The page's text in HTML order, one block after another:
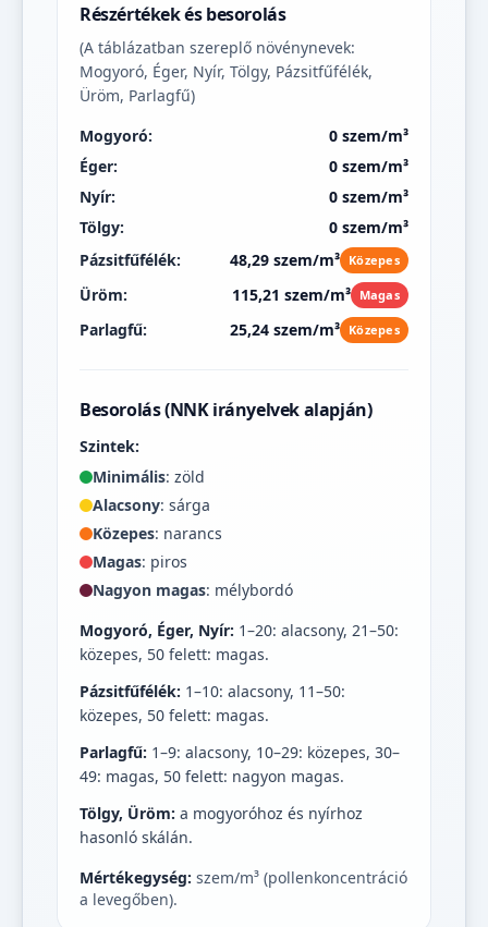
Részértékek és besorolás
(A táblázatban szereplő növénynevek:
Mogyoró, Éger, Nyír, Tölgy, Pázsitfűfélék,
Üröm, Parlagfű)
Mogyoró:
0 szem/m³
Éger:
0 szem/m³
Nyír:
0 szem/m³
Tölgy:
0 szem/m³
Pázsitfűfélék:
48,29 szem/m³ Közepes
Üröm: 115,21 szem/m³ Magas
Parlagfű: 25,24 szem/m³ Közepes
Besorolás (NNK irányelvek alapján)
Szintek:
Minimális: zöld
Alacsony: sárga
Közepes: narancs
Magas: piros
Nagyon magas: mélybordó
Mogyoró, Éger, Nyír: 1–20: alacsony, 21–50:
közepes, 50 felett: magas.
Pázsitfűfélék: 1–10: alacsony, 11–50:
közepes, 50 felett: magas.
Parlagfű: 1–9: alacsony, 10–29: közepes, 30–
49: magas, 50 felett: nagyon magas.
Tölgy, Üröm: a mogyoróhoz és nyírhoz
hasonló skálán.
Mértékegység: szem/m³ (pollenkoncentráció
a levegőben).